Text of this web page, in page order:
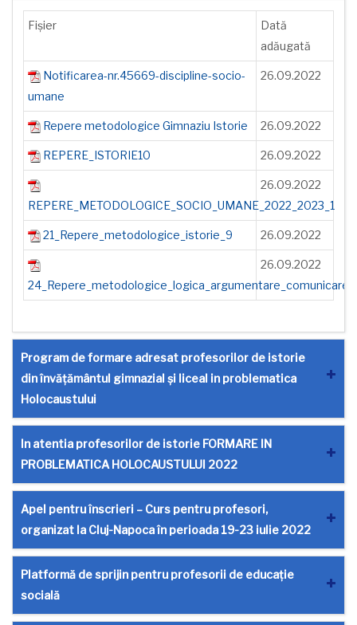
Fișier
Dată
adăugată
Notificarea-nr.45669-discipline-socio-
umane
26.09.2022
Repere metodologice Gimnaziu Istorie 26.09.2022
REPERE_ISTORIE10 26.09.2022
REPERE_METODOLOGICE_SOCIO_UMANE_2022_2023_1
26.09.2022
21_Repere_metodologice_istorie_9 26.09.2022
24_Repere_metodologice_logica_argumentare_comunicare
26.09.2022
Program de formare adresat profesorilor de istorie
din învățământul gimnazial și liceal in problematica
Holocaustului
In atentia profesorilor de istorie FORMARE IN
PROBLEMATICA HOLOCAUSTULUI 2022
Apel pentru înscrieri – Curs pentru profesori,
organizat la Cluj-Napoca în perioada 19-23 iulie 2022
Platformă de sprijin pentru profesorii de educație
socială